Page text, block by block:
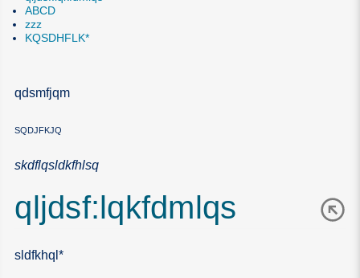
ABCD
zzz
KQSDHFLK*
qdsmfjqm
sqdjfkjq
skdflqsldkfhlsq
qljdsf:lqkfdmlqs
sldfkhql*